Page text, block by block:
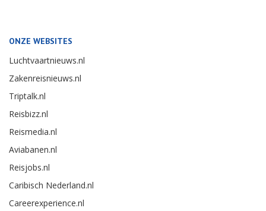
ONZE WEBSITES
Luchtvaartnieuws.nl
Zakenreisnieuws.nl
Triptalk.nl
Reisbizz.nl
Reismedia.nl
Aviabanen.nl
Reisjobs.nl
Caribisch Nederland.nl
Careerexperience.nl